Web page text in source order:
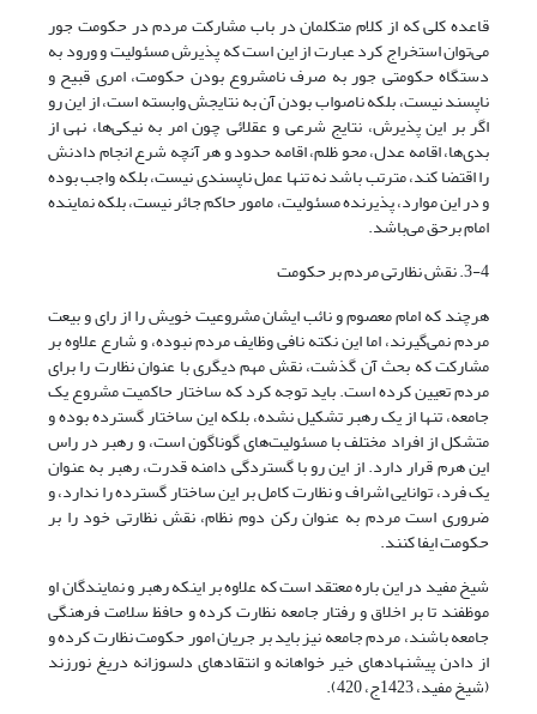
قاعده کلی که از کلام متکلمان در باب مشارکت مردم در حکومت جور
می‌توان استخراج کرد عبارت از این است که پذیرش مسئولیت و ورود به
دستگاه حکومتی جور به صرف نامشروع بودن حکومت، امری قبیح و
ناپسند نیست، بلکه ناصواب بودن آن به نتایجش وابسته است، از این رو
اگر بر این پذیرش، نتایج شرعی و عقلائی چون امر به نیکی‌ها، نهی از
بدی‌ها، اقامه عدل، محو ظلم، اقامه حدود و هر آنچه شرع انجام دادنش
را اقتضا کند، مترتب باشد نه تنها عمل ناپسندی نیست، بلکه واجب بوده
و در این موارد، پذیرنده مسئولیت، مامور حاکم جائر نیست، بلکه نماینده
امام برحق می‌باشد.
3-4. نقش نظارتی مردم بر حکومت
هرچند که امام معصوم و نائب ایشان مشروعیت خویش را از رای و بیعت
مردم نمی‌گیرند، اما این نکته نافی وظایف مردم نبوده، و شارع علاوه بر
مشارکت که بحث آن گذشت، نقش مهم دیگری با عنوان نظارت را برای
مردم تعیین کرده است. باید توجه کرد که ساختار حاکمیت مشروع یک
جامعه، تنها از یک رهبر تشکیل نشده، بلکه این ساختار گسترده بوده و
متشکل از افراد مختلف با مسئولیت‌های گوناگون است، و رهبر در راس
این هرم قرار دارد. از این رو با گستردگی دامنه قدرت، رهبر به عنوان
یک فرد، توانایی اشراف و نظارت کامل بر این ساختار گسترده را ندارد، و
ضروری است مردم به عنوان رکن دوم نظام، نقش نظارتی خود را بر
حکومت ایفا کنند.
شیخ مفید در این باره معتقد است که علاوه بر اینکه رهبر و نمایندگان او
موظفند تا بر اخلاق و رفتار جامعه نظارت کرده و حافظ سلامت فرهنگی
جامعه باشند، مردم جامعه نیز باید بر جریان امور حکومت نظارت کرده و
از دادن پیشنهاد‌های خیر خواهانه و انتقادهای دلسوزانه دریغ نورزند
(شیخ مفید، 1423ج، 420).